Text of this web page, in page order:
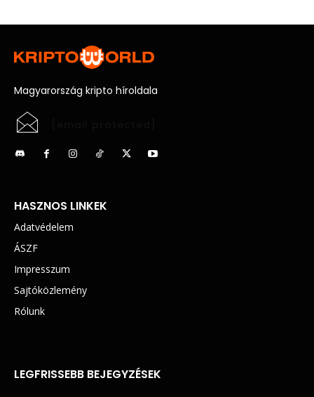
Magyarország kripto híroldala
HASZNOS LINKEK
Adatvédelem
ÁSZF
Impresszum
Sajtóközlemény
Rólunk
LEGFRISSEBB BEJEGYZÉSEK